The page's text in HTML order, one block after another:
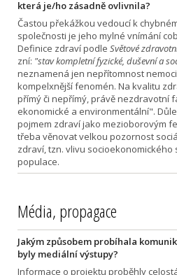
která je/ho zásadně ovlivnila?
Častou překážkou vedoucí k
společnosti je jeho mylné vnímání
Definice zdraví podle Světové
zní: "stav kompletní fyzické, duševní a
neznamená jen nepřítomnost
kompelxnější fenomén. Na kvalitu
přímý či nepřímý, právě nezdravotní
ekonomické a environmentální".
pojmem zdraví jako mezioborovým
třeba věnovat velkou pozornost
zdraví, tzn. vlivu
populace.
Média, propagace
Jakým způsobem probíhala
byly mediální výstupy?
Informace o projektu proběhly